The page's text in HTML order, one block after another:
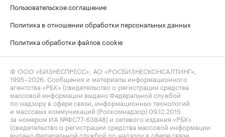
Пользовательское соглашение
Политика в отношении обработки персональных данных
Политика обработки файлов cookie
© ООО «БИЗНЕСПРЕСС», АО «РОСБИЗНЕСКОНСАЛТИНГ»,
1995–2026 . Сообщения и материалы информационного
агентства «РБК» (свидетельство о регистрации средства
массовой информации выдано Федеральной службой
по надзору в сфере связи, информационных технологий
и массовых коммуникаций (Роскомнадзор) 09.12.2015
за номером ИА №ФС77-63848) и сетевого издания «РБК»
(свидетельство о регистрации средства массовой информации
выдано Федеральной службой по надзору в сфере связи,